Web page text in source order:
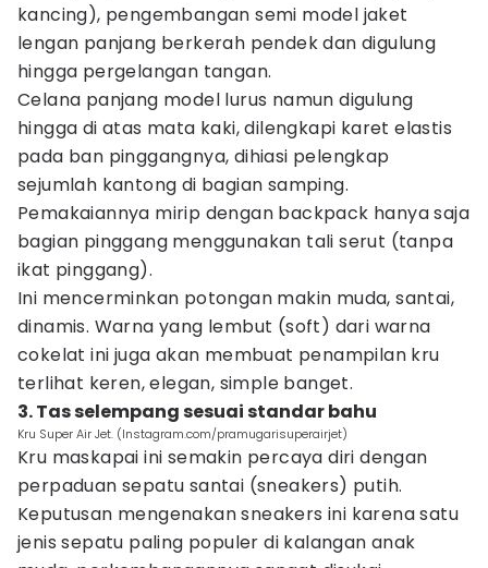
kancing), pengembangan semi model jaket
lengan panjang berkerah pendek dan digulung
hingga pergelangan tangan.
Celana panjang model lurus namun digulung
hingga di atas mata kaki, dilengkapi karet elastis
pada ban pinggangnya, dihiasi pelengkap
sejumlah kantong di bagian samping.
Pemakaiannya mirip dengan backpack hanya saja
bagian pinggang menggunakan tali serut (tanpa
ikat pinggang).
Ini mencerminkan potongan makin muda, santai,
dinamis. Warna yang lembut (soft) dari warna
cokelat ini juga akan membuat penampilan kru
terlihat keren, elegan, simple banget.
3. Tas selempang sesuai standar bahu
Kru Super Air Jet. (Instagram.com/pramugarisuperairjet)
Kru maskapai ini semakin percaya diri dengan
perpaduan sepatu santai (sneakers) putih.
Keputusan mengenakan sneakers ini karena satu
jenis sepatu paling populer di kalangan anak